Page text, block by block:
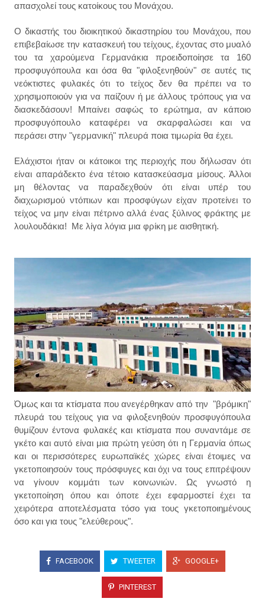
απασχολεί τους κατοίκους του Μονάχου.
Ο δικαστής του διοικητικού δικαστηρίου του Μονάχου, που
επιβεβαίωσε την κατασκευή του τείχους, έχοντας στο μυαλό
του τα χαρούμενα Γερμανάκια προειδοποίησε τα 160
προσφυγόπουλα και όσα θα "φιλοξενηθούν" σε αυτές τις
νεόκτιστες φυλακέςότι το τείχος δεν θα πρέπει να το
χρησιμοποιούν για να παίζουν ή με άλλους τρόπους για να
διασκεδάσουν! Μπαίνει σαφώς το ερώτημα, αν κάποιο
προσφυγόπουλο καταφέρει να σκαρφαλώσει και να
περάσει στην "γερμανική" πλευρά ποια τιμωρία θα έχει.
Ελάχιστοι ήταν οι κάτοικοι της περιοχής που δήλωσαν ότι
είναι απαράδεκτο ένα τέτοιο κατασκεύασμα μίσους. Άλλοι
μη θέλοντας να παραδεχθούν ότι είναι υπέρ του
διαχωρισμού ντόπιων και προσφύγων είχαν προτείνει το
τείχος να μην είναι πέτρινο αλλά ένας ξύλινος φράκτης με
λουλουδάκια! Με λίγα λόγια μια φρίκη με αισθητική.
Όμως και τα κτίσματα που ανεγέρθηκαν από την "βρόμικη"
πλευρά του τείχους για να φιλοξενηθούν προσφυγόπουλα
θυμίζουν έντονα φυλακέςκαι κτίσματα που συναντάμε σε
γκέτο και αυτό είναι μια πρώτη γεύση ότι η Γερμανία όπως
και οιπερισσότερες ευρωπαϊκές χώρες είναι έτοιμες να
γκετοποιησούν τους πρόσφυγες και όχι να τους επιτρέψουν
να γίνουν κομμάτι των κοινωνιών. Ως γνωστό η
γκετοποίηση όπου και όποτε έχει εφαρμοστεί έχει τα
χειρότερα αποτελέσματα τόσο για τους γκετοποιημένους
όσο και για τους "ελεύθερους".
FACEBOOK TWEETER GOOGLE+
PINTEREST